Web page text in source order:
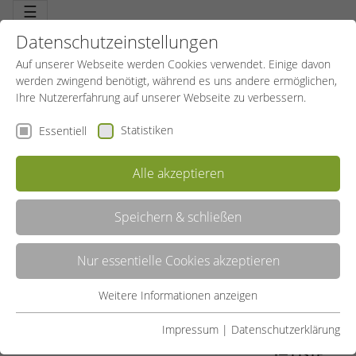
☰
BODY IN FORM
Den Körper in Form bringen. Mehr als Problemzonen-Tuning, ein
umfassendes und ausgewogenes Training für den angepasst
trainierten und proportionierten Body. Mehr als Krafttraining, auch
die Beweglichkeit und die Koordination sind entscheidend.
Genauso wie das persönliche Wohlbefinden.
Datenschutzeinstellungen
Auf unserer Webseite werden Cookies verwendet. Einige davon
werden zwingend benötigt, während es uns andere ermöglichen,
Ihre Nutzererfahrung auf unserer Webseite zu verbessern.
Essentiell Statistiken
Alle akzeptieren
Speichern & schließen
Nur essentielle Cookies akzeptieren
Essentielle Cookies werden für grundlegende Funktionen der
Weitere Informationen anzeigen
Impressum | Datenschutzerklärung